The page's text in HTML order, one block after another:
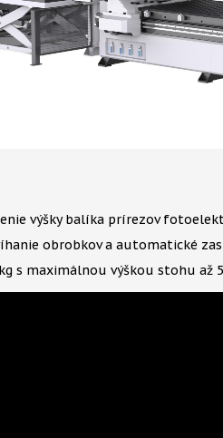
výšky balíka prírezov
obrobkov a automatické
s maximálnou výškou stohu až